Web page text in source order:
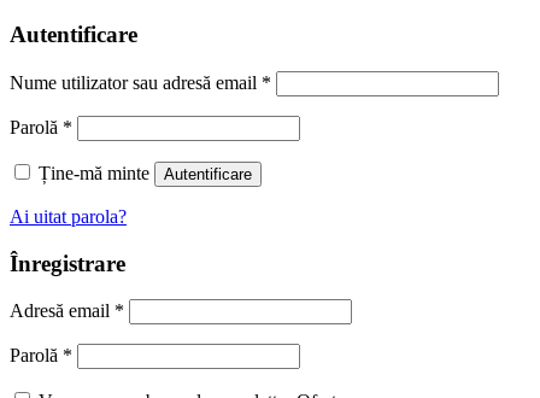
Autentificare
Nume utilizator sau adresă email *
Parolă *
Ține-mă minte Autentificare
Ai uitat parola?
Înregistrare
Adresă email *
Parolă *